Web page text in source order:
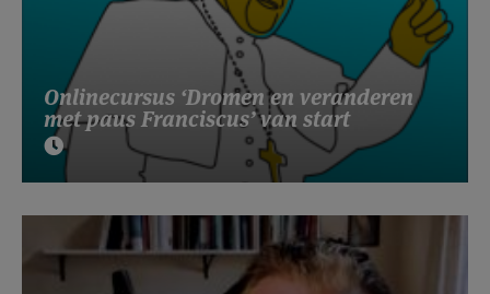
Onlinecursus ‘Dromen en veranderen
met paus Franciscus’ van start